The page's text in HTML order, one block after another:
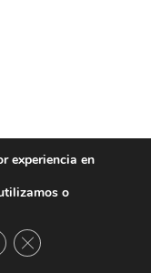
experiencia en
o
Cerrar el banner de